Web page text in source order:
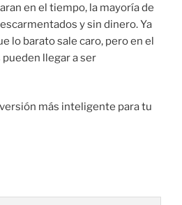
en el tiempo, la mayoría de
y sin dinero. Ya
lo barato sale caro, pero en el
llegar a ser
más inteligente para tu